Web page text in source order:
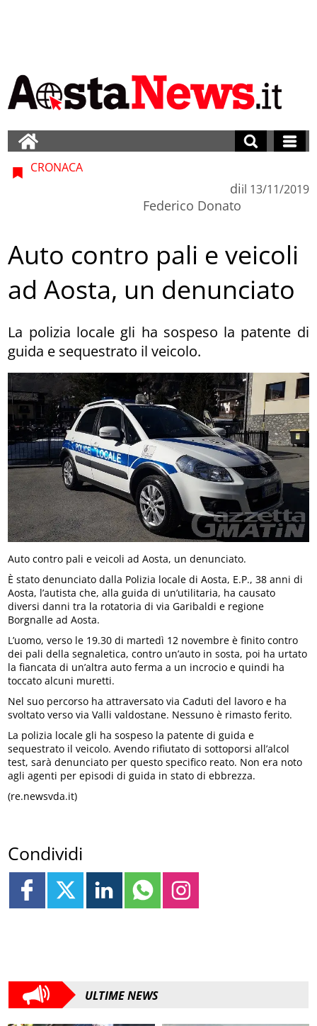
CRONACA
di
Federico Donato
il 13/11/2019
Auto contro pali e veicoli
ad Aosta, un denunciato
La polizia locale gli ha sospeso la patente di
guida e sequestrato il veicolo.
Auto contro pali e veicoli ad Aosta, un denunciato.
È stato denunciato dalla Polizia locale di Aosta, E.P., 38 anni di
Aosta, l’autista che, alla guida di un’utilitaria, ha causato
diversi danni tra la rotatoria di via Garibaldi e regione
Borgnalle ad Aosta.
L’uomo, verso le 19.30 di martedì 12 novembre è finito contro
dei pali della segnaletica, contro un’auto in sosta, poi ha urtato
la fiancata di un’altra auto ferma a un incrocio e quindi ha
toccato alcuni muretti.
Nel suo percorso ha attraversato via Caduti del lavoro e ha
svoltato verso via Valli valdostane. Nessuno è rimasto ferito.
La polizia locale gli ha sospeso la patente di guida e
sequestrato il veicolo. Avendo rifiutato di sottoporsi all’alcol
test, sarà denunciato per questo specifico reato. Non era noto
agli agenti per episodi di guida in stato di ebbrezza.
(re.newsvda.it)
Condividi
ULTIME NEWS